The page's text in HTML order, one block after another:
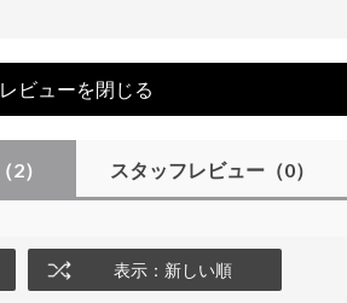
レビューを閉じる
（2） スタッフレビュー（0）
表示：新しい順